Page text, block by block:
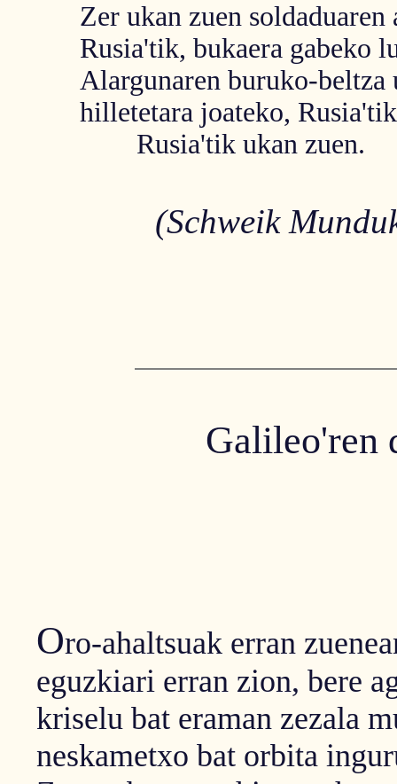
Zer ukan zuen soldaduaren
Rusia'tik, bukaera gabeko
Alargunaren buruko-beltza
hilletetara joateko,
Rusia'tik ukan zuen.
(Schweik
Galileo'ren
Oro-ahaltsuak erran
eguzkiari erran zion, bere
kriselu bat eraman zezala
neskametxo bat orbita